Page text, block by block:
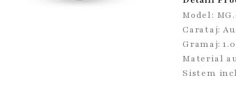
Model:
Carataj:
Gramaj:
Material
Sistem